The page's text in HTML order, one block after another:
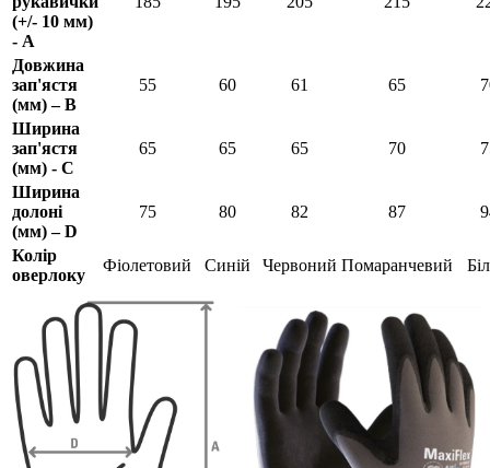
(+/- 10 мм)
- A
Довжина
зап'ястя
(мм) – B
55 60 61 65
Ширина
зап'ястя
(мм) - C
65 65 65 70
Ширина
долоні
(мм) – D
75 80 82 87
Колір
оверлоку
Фіолетовий Синій Червоний Помаранчевий